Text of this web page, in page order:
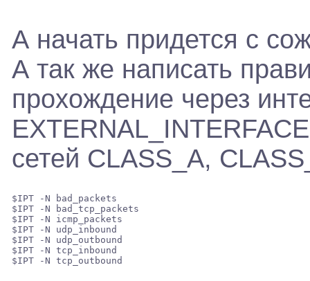
А начать придется с
А так же написать
прохождение через
сетей CLASS_A,
$IPT -N bad_packets
$IPT -N bad_tcp_packets
$IPT -N icmp_packets
$IPT -N udp_inbound
$IPT -N udp_outbound
$IPT -N tcp_inbound